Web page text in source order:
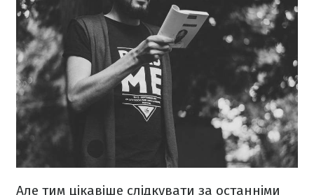
Але тим цікавіше слідкувати за останніми